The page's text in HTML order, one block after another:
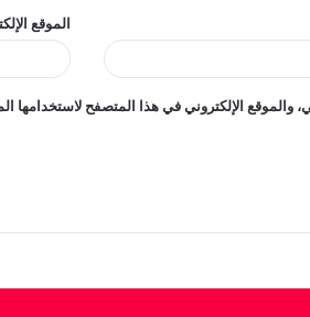
الموقع
والموقع الإلكتروني في هذا المتصفح لاستخدامها